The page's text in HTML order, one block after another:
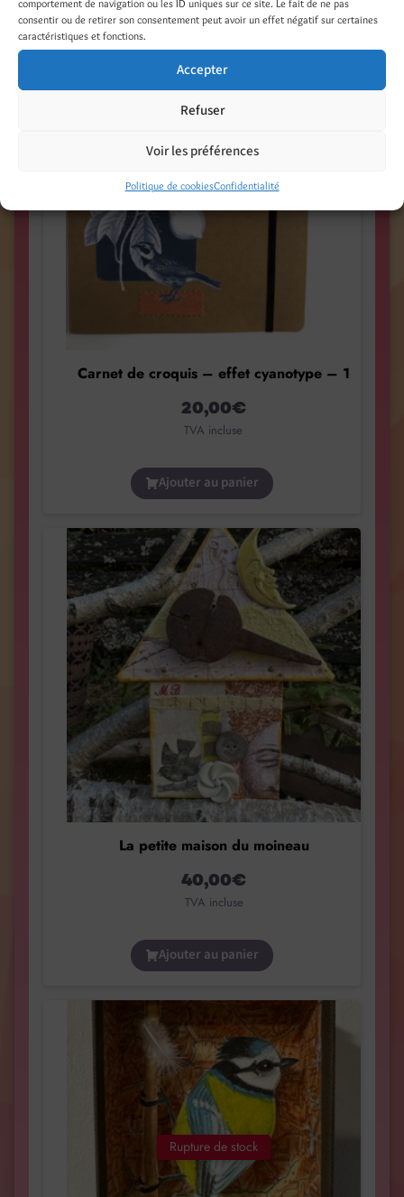
comportement de navigation ou les ID uniques sur ce site. Le fait de ne pas
consentir ou de retirer son consentement peut avoir un effet négatif sur certaines
caractéristiques et fonctions.
Accepter
Refuser
Voir les préférences
Politique de cookiesConfidentialité
Produits similaires
Carnet de croquis – effet cyanotype – 1
20,00€
TVA incluse
Ajouter au panier
La petite maison du moineau
40,00€
TVA incluse
Ajouter au panier
Rupture de stock